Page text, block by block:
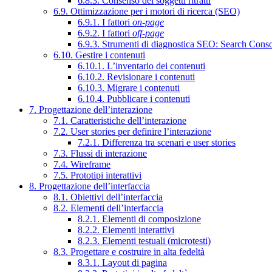
6.9. Ottimizzazione per i motori di ricerca (SEO)
6.9.1. I fattori on-page
6.9.2. I fattori off-page
6.9.3. Strumenti di diagnostica SEO: Search
6.10. Gestire i contenuti
6.10.1. L’inventario dei contenuti
6.10.2. Revisionare i contenuti
6.10.3. Migrare i contenuti
6.10.4. Pubblicare i contenuti
7. Progettazione dell’interazione
7.1. Caratteristiche dell’interazione
7.2. User stories per definire l’interazione
7.2.1. Differenza tra scenari e user stories
7.3. Flussi di interazione
7.4. Wireframe
7.5. Prototipi interattivi
8. Progettazione dell’interfaccia
8.1. Obiettivi dell’interfaccia
8.2. Elementi dell’interfaccia
8.2.1. Elementi di composizione
8.2.2. Elementi interattivi
8.2.3. Elementi testuali (microtesti)
8.3. Progettare e costruire in alta fedeltà
8.3.1. Layout di pagina